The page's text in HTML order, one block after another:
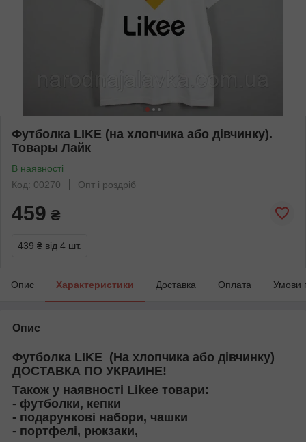
Футболка LIKE (на хлопчика або дівчинку).
Товары Лайк
В наявності
Код: 00270
Опт і роздріб
459 ₴
439 ₴ від 4 шт.
Опис Характеристики Доставка Оплата Умови
Опис
Футболка LIKE (На хлопчика або дівчинку)
ДОСТАВКА ПО УКРАИНЕ!
Також у наявності Likee товари:
- футболки, кепки
- подарункові набори, чашки
- портфелі, рюкзаки,